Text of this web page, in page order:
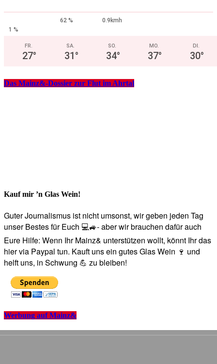
62 %
0.9kmh
1 %
FR.
27°
SA.
31°
SO.
34°
MO.
37°
DI.
30°
Das Mainz&-Dossier zur Flut im Ahrtal
Kauf mir ’n Glas Wein!
Guter Journalismus ist nicht umsonst, wir geben jeden Tag
unser Bestes für Euch 💻🚙- aber wir brauchen dafür auch
Eure Hilfe: Wenn Ihr Mainz& unterstützen wollt, könnt Ihr das
hier via Paypal tun. Kauft uns ein gutes Glas Wein 🍷 und
helft uns, in Schwung 💪 zu bleiben!
Werbung auf Mainz&